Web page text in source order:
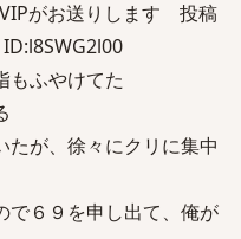
がお送りします 投稿
もふやけてた
たが、徐々にクリに集中
で６９を申し出て、俺が